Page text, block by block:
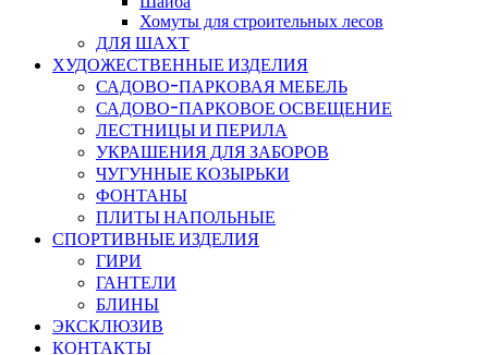
Хомуты для строительных лесов
ДЛЯ ШАХТ
ХУДОЖЕСТВЕННЫЕ ИЗДЕЛИЯ
САДОВО-ПАРКОВАЯ МЕБЕЛЬ
САДОВО-ПАРКОВОЕ ОСВЕЩЕНИЕ
ЛЕСТНИЦЫ И ПЕРИЛА
УКРАШЕНИЯ ДЛЯ ЗАБОРОВ
ЧУГУННЫЕ КОЗЫРЬКИ
ФОНТАНЫ
ПЛИТЫ НАПОЛЬНЫЕ
СПОРТИВНЫЕ ИЗДЕЛИЯ
ГИРИ
ГАНТЕЛИ
БЛИНЫ
ЭКСКЛЮЗИВ
КОНТАКТЫ